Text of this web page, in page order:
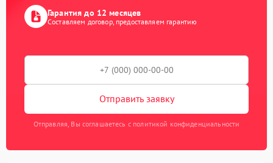
Гарантия до 12 месяцев
Составляем договор, предоставляем гарантию
Отправить заявку
Отправляя, Вы соглашаетесь с политикой конфиденциальности